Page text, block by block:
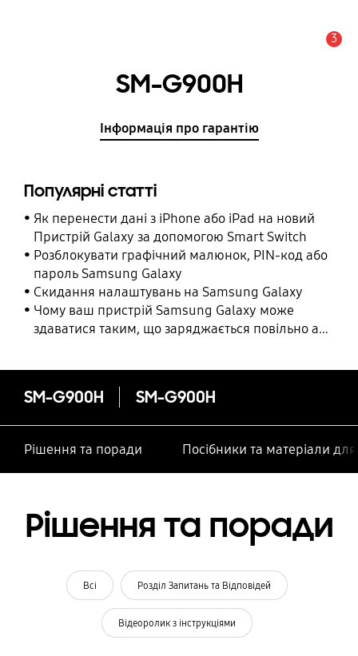
3
SM-G900H
Інформація про гарантію
Популярні статті
Як перенести дані з iPhone або iPad на новий
Пристрій Galaxy за допомогою Smart Switch
Розблокувати графічний малюнок, PIN-код або
пароль Samsung Galaxy
Cкидання налаштувань на Samsung Galaxy
Чому ваш пристрій Samsung Galaxy може
здаватися таким, що заряджається повільно або
SM-G900H SM-G900H
Рішення та поради Посібники та матеріали
Рішення та поради
Всі Розділ Запитань та Відповідей
Відеоролик з інструкціями